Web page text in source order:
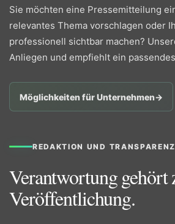
Sie möchten eine Pressemitteilung
relevantes Thema vorschlagen oder
professionell sichtbar machen?
Anliegen und empfiehlt ein
Möglichkeiten für Unternehmen→
REDAKTION UND TRANSPARENZ
Verantwortung gehört
Veröffentlichung.